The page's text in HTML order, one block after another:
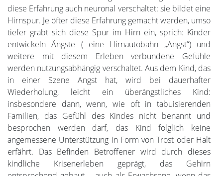
diese Erfahrung auch neuronal verschaltet: sie bildet eine
Hirnspur. Je öfter diese Erfahrung gemacht werden, umso
tiefer gräbt sich diese Spur im Hirn ein, sprich: Kinder
entwickeln Ängste ( eine Hirnautobahn „Angst“) und
weitere mit diesem Erleben verbundene Gefühle
werden nutzungsabhängig verschaltet. Aus dem Kind, das
in einer Szene Angst hat, wird bei dauerhafter
Wiederholung, leicht ein überängstliches Kind:
insbesondere dann, wenn, wie oft in tabuisierenden
Familien, das Gefühl des Kindes nicht benannt und
besprochen werden darf, das Kind folglich keine
angemessene Unterstützung in Form von Trost oder Halt
erfährt. Das Befinden Betroffener wird durch dieses
kindliche Krisenerleben geprägt, das Gehirn